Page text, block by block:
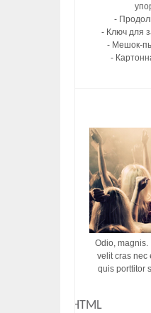
-
- Ключ для
- Мешок-
-
Odio, magnis.
velit cras nec
quis porttitor
CUSTOM HTML